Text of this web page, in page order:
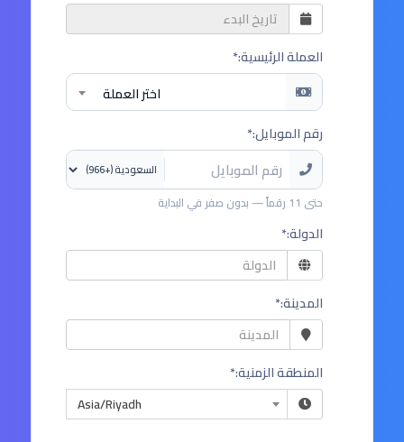
العملة الرئيسية:*
اختر العملة
رقم الموبايل:*
حتى 11 رقماً — بدون صفر في البداية
الدولة:*
المدينة:*
المنطقة الزمنية:*
Asia/Riyadh